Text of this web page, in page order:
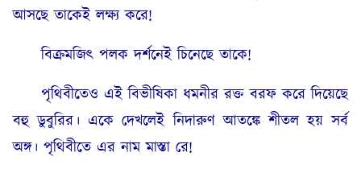
আসছে তাকেই লক্ষ্য করে!
বিক্ৰমজিৎ পলক দর্শনেই চিনেছে তাকে!
পৃথিবীতেও এই বিভীষিকা ধমনীর রক্ত বরফ করে দিয়েছে
বহু ডুবুরির। একে দেখলেই নিদারুণ আতঙ্কে শীতল হয় সর্ব
অঙ্গ। পৃথিবীতে এর নাম মাস্তা রে!